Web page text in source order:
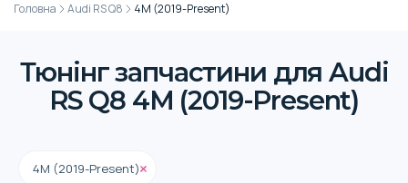
Головна Audi RS Q8 4M (2019-Present)
Тюнінг запчастини для Audi
RS Q8 4M (2019-Present)
4M (2019-Present)